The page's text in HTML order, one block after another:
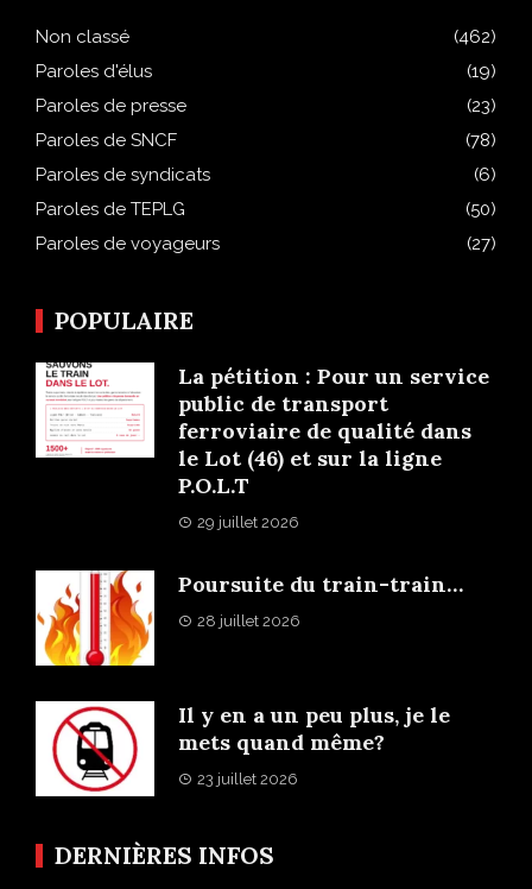
Non classé
(462)
Paroles d'élus
(19)
Paroles de presse
(23)
Paroles de SNCF
(78)
Paroles de syndicats
(6)
Paroles de TEPLG
(50)
Paroles de voyageurs
(27)
POPULAIRE
La pétition : Pour un service
public de transport
ferroviaire de qualité dans
le Lot (46) et sur la ligne
P.O.L.T
29 juillet 2026
Poursuite du train-train…
28 juillet 2026
Il y en a un peu plus, je le
mets quand même?
23 juillet 2026
DERNIÈRES INFOS